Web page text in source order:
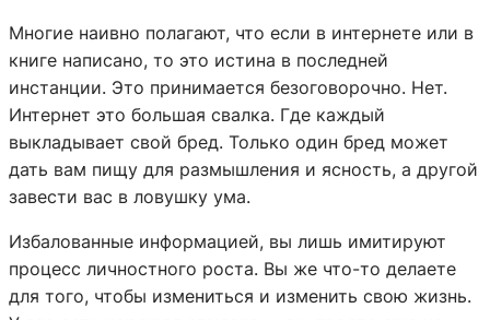
Многие наивно полагают, что если в интернете или в
книге написано, то это истина в последней
инстанции. Это принимается безоговорочно. Нет.
Интернет это большая свалка. Где каждый
выкладывает свой бред. Только один бред может
дать вам пищу для размышления и ясность, а другой
завести вас в ловушку ума.
Избалованные информацией, вы лишь имитируют
процесс личностного роста. Вы же что-то делаете
для того, чтобы измениться и изменить свою жизнь.